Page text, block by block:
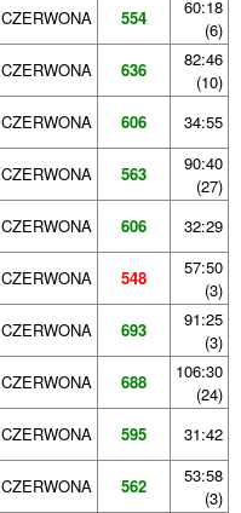
CZERWONA 554
60:18
(6)
CZERWONA 636
82:46
(10)
CZERWONA 606 34:55
CZERWONA 563
90:40
(27)
CZERWONA 606 32:29
CZERWONA 548
57:50
(3)
CZERWONA 693
91:25
(3)
CZERWONA 688
106:30
(24)
CZERWONA 595 31:42
CZERWONA 562
53:58
(3)